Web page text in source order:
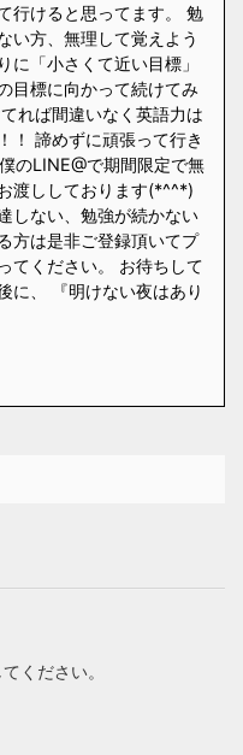
行けると思ってます。 勉
い方、無理して覚えよう
に「小さくて近い目標」
目標に向かって続けてみ
れば間違いなく英語力は
！ 諦めずに頑張って行き
のLINE@で期間限定で無
渡ししております(*^^*)
しない、勉強が続かない
方は是非ご登録頂いてプ
てください。 お待ちして
に、 『明けない夜はあり
てください。